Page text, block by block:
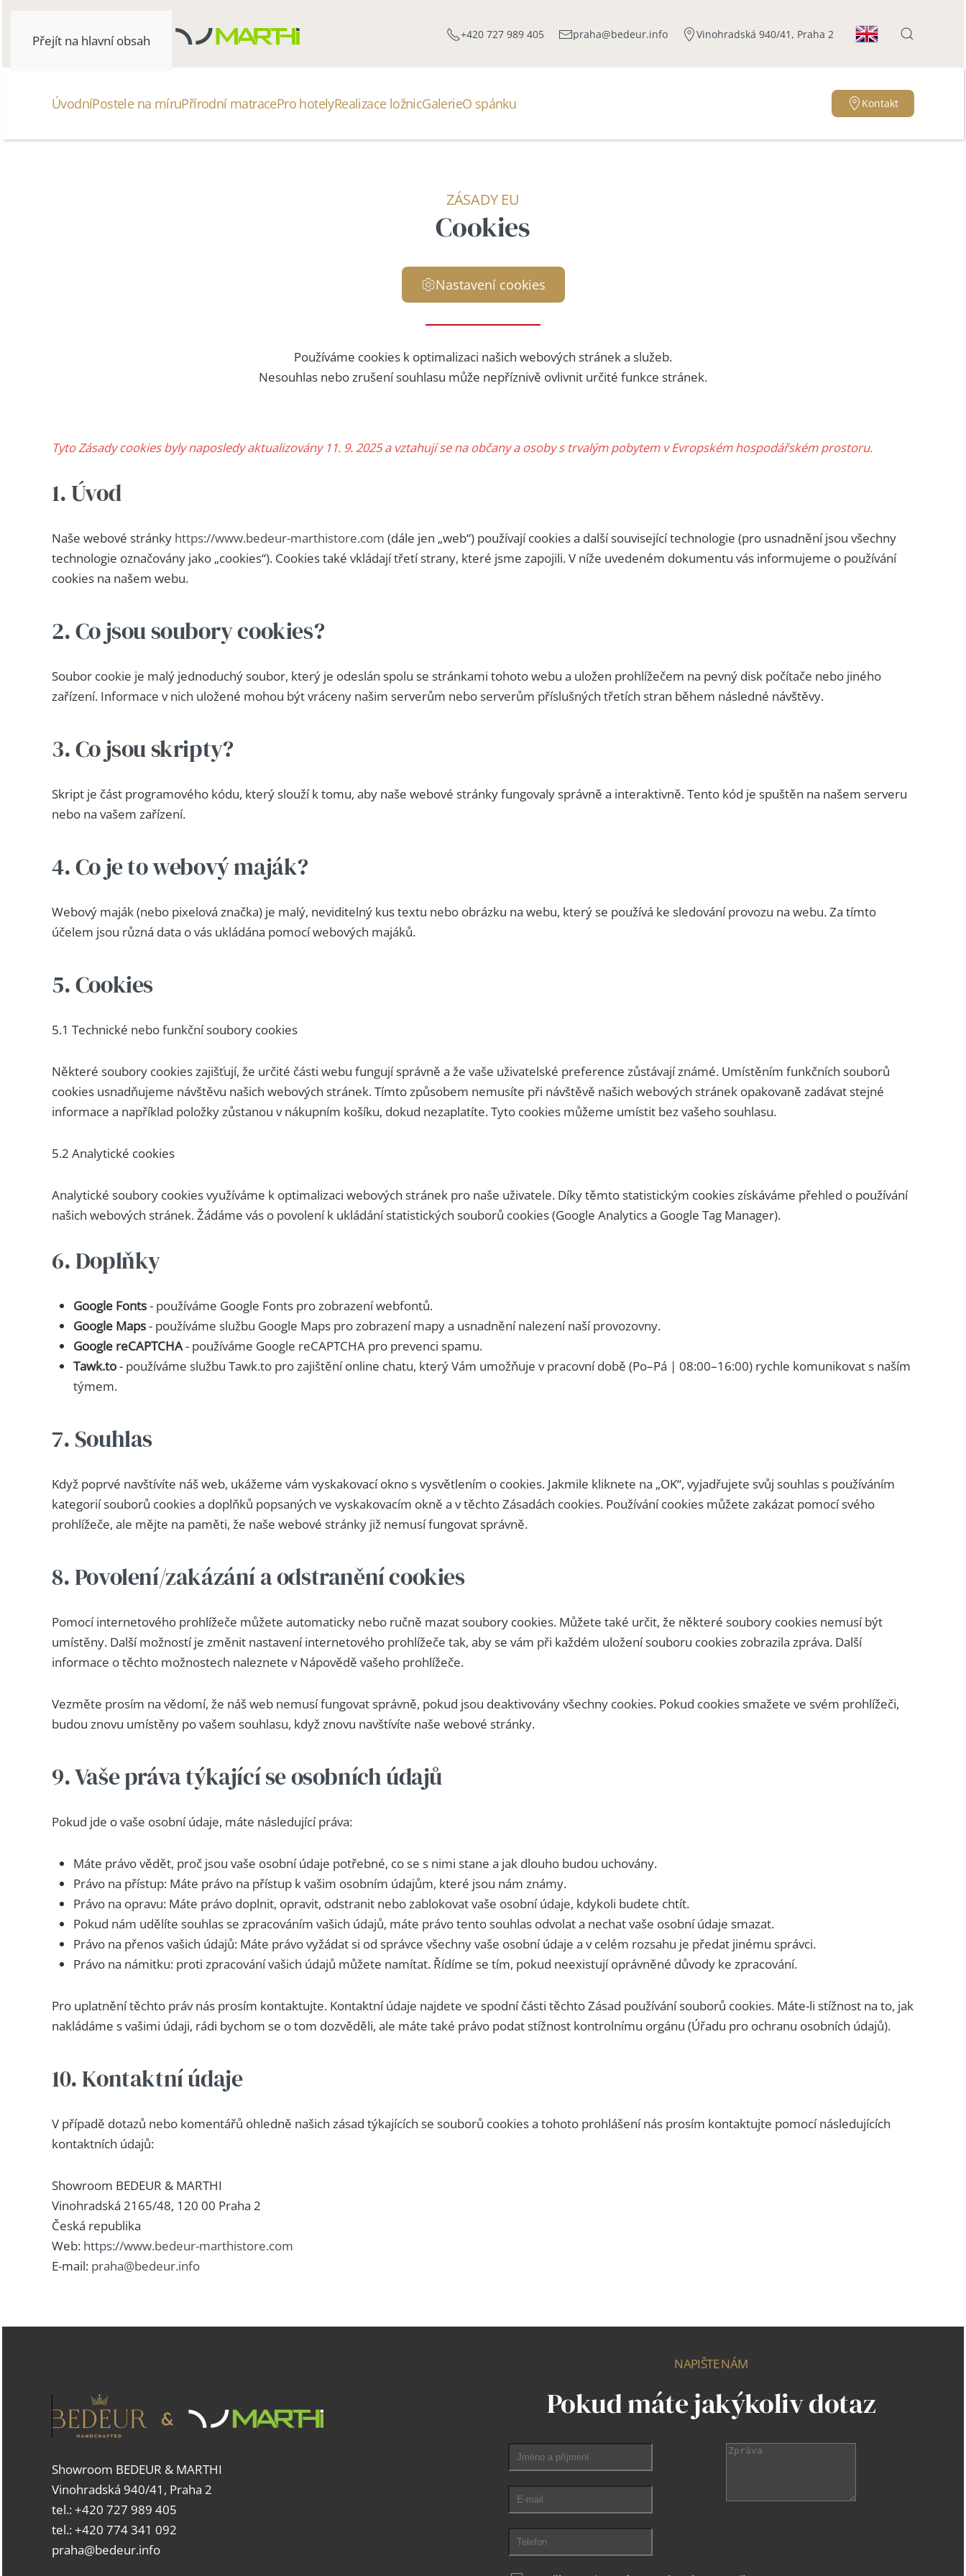
Přejít na hlavní obsah +420 727 989 405 praha@bedeur.info Vinohradská 940/41, Praha 2
ÚvodníPostele na míruPřírodní matracePro hotelyRealizace ložnicGalerieO spánku Kontakt
ZÁSADY EU
Cookies
Nastavení cookies
Používáme cookies k optimalizaci našich webových stránek a služeb.
Nesouhlas nebo zrušení souhlasu může nepříznivě ovlivnit určité funkce stránek.
Tyto Zásady cookies byly naposledy aktualizovány 11. 9. 2025 a vztahují se na občany a osoby s trvalým pobytem v Evropském hospodářském prostoru.
1. Úvod
Naše webové stránky https://www.bedeur-marthistore.com (dále jen „web“) používají cookies a další související technologie (pro usnadnění jsou všechny
technologie označovány jako „cookies“). Cookies také vkládají třetí strany, které jsme zapojili. V níže uvedeném dokumentu vás informujeme o používání
cookies na našem webu.
2. Co jsou soubory cookies?
Soubor cookie je malý jednoduchý soubor, který je odeslán spolu se stránkami tohoto webu a uložen prohlížečem na pevný disk počítače nebo jiného
zařízení. Informace v nich uložené mohou být vráceny našim serverům nebo serverům příslušných třetích stran během následné návštěvy.
3. Co jsou skripty?
Skript je část programového kódu, který slouží k tomu, aby naše webové stránky fungovaly správně a interaktivně. Tento kód je spuštěn na našem serveru
nebo na vašem zařízení.
4. Co je to webový maják?
Webový maják (nebo pixelová značka) je malý, neviditelný kus textu nebo obrázku na webu, který se používá ke sledování provozu na webu. Za tímto
účelem jsou různá data o vás ukládána pomocí webových majáků.
5. Cookies
5.1 Technické nebo funkční soubory cookies
Některé soubory cookies zajišťují, že určité části webu fungují správně a že vaše uživatelské preference zůstávají známé. Umístěním funkčních souborů
cookies usnadňujeme návštěvu našich webových stránek. Tímto způsobem nemusíte při návštěvě našich webových stránek opakovaně zadávat stejné
informace a například položky zůstanou v nákupním košíku, dokud nezaplatíte. Tyto cookies můžeme umístit bez vašeho souhlasu.
5.2 Analytické cookies
Analytické soubory cookies využíváme k optimalizaci webových stránek pro naše uživatele. Díky těmto statistickým cookies získáváme přehled o používání
našich webových stránek. Žádáme vás o povolení k ukládání statistických souborů cookies (Google Analytics a Google Tag Manager).
6. Doplňky
Google Fonts- používáme Google Fonts pro zobrazení webfontů.
Google Maps- používáme službu Google Maps pro zobrazení mapy a usnadnění nalezení naší provozovny.
Google reCAPTCHA- používáme Google reCAPTCHA pro prevenci spamu.
Tawk.to- používáme službu Tawk.to pro zajištění online chatu, který Vám umožňuje v pracovní době (Po–Pá | 08:00–16:00) rychle komunikovat s naším
týmem.
7. Souhlas
Když poprvé navštívíte náš web, ukážeme vám vyskakovací okno s vysvětlením o cookies. Jakmile kliknete na „OK“, vyjadřujete svůj souhlas s používáním
kategorií souborů cookies a doplňků popsaných ve vyskakovacím okně a v těchto Zásadách cookies. Používání cookies můžete zakázat pomocí svého
prohlížeče, ale mějte na paměti, že naše webové stránky již nemusí fungovat správně.
8. Povolení/zakázání a odstranění cookies
Pomocí internetového prohlížeče můžete automaticky nebo ručně mazat soubory cookies. Můžete také určit, že některé soubory cookies nemusí být
umístěny. Další možností je změnit nastavení internetového prohlížeče tak, aby se vám při každém uložení souboru cookies zobrazila zpráva. Další
informace o těchto možnostech naleznete v Nápovědě vašeho prohlížeče.
Vezměte prosím na vědomí, že náš web nemusí fungovat správně, pokud jsou deaktivovány všechny cookies. Pokud cookies smažete ve svém prohlížeči,
budou znovu umístěny po vašem souhlasu, když znovu navštívíte naše webové stránky.
9. Vaše práva týkající se osobních údajů
Pokud jde o vaše osobní údaje, máte následující práva:
Máte právo vědět, proč jsou vaše osobní údaje potřebné, co se s nimi stane a jak dlouho budou uchovány.
Právo na přístup: Máte právo na přístup k vašim osobním údajům, které jsou nám známy.
Právo na opravu: Máte právo doplnit, opravit, odstranit nebo zablokovat vaše osobní údaje, kdykoli budete chtít.
Pokud nám udělíte souhlas se zpracováním vašich údajů, máte právo tento souhlas odvolat a nechat vaše osobní údaje smazat.
Právo na přenos vašich údajů: Máte právo vyžádat si od správce všechny vaše osobní údaje a v celém rozsahu je předat jinému správci.
Právo na námitku: proti zpracování vašich údajů můžete namítat. Řídíme se tím, pokud neexistují oprávněné důvody ke zpracování.
Pro uplatnění těchto práv nás prosím kontaktujte. Kontaktní údaje najdete ve spodní části těchto Zásad používání souborů cookies. Máte-li stížnost na to, jak
nakládáme s vašimi údaji, rádi bychom se o tom dozvěděli, ale máte také právo podat stížnost kontrolnímu orgánu (Úřadu pro ochranu osobních údajů).
10. Kontaktní údaje
V případě dotazů nebo komentářů ohledně našich zásad týkajících se souborů cookies a tohoto prohlášení nás prosím kontaktujte pomocí následujících
kontaktních údajů:
Showroom BEDEUR & MARTHI
Vinohradská 2165/48, 120 00 Praha 2
Česká republika
Web: https://www.bedeur-marthistore.com
E-mail: praha@bedeur.info
Showroom BEDEUR & MARTHI
Vinohradská 940/41, Praha 2
tel.:+420 727 989 405
tel.: +420 774 341 092
praha@bedeur.info
NAPIŠTE NÁM
Pokud máte jakýkoliv dotaz